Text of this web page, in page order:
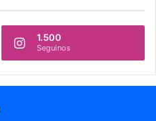
1.500
Seguinos